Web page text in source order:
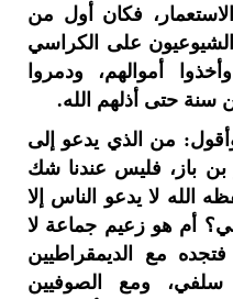
فكان أول من
على الكراسي
أموالهم، ودمروا
سنة حتى أذلهم الله.
من الذي يدعو إلى
بن باز، فليس عندنا شك
الله لا يدعو الناس إلا
أم هو زعيم جماعة لا
مع الديمقراطيين
سلفي، ومع الصوفيين